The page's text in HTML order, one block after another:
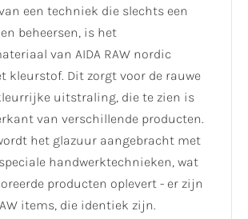
een techniek die slechts een
beheersen, is het
van AIDA RAW nordic
kleurstof. Dit zorgt voor de rauwe
uitstraling, die te zien is
van verschillende producten.
het glazuur aangebracht met
handwerktechnieken, wat
producten oplevert - er zijn
items, die identiek zijn.